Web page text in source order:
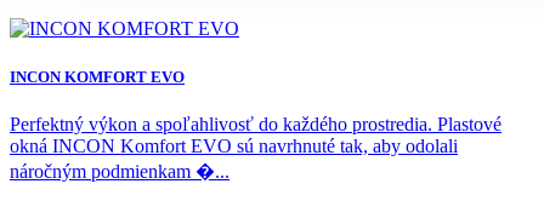
INCON KOMFORT EVO
Perfektný výkon a spoľahlivosť do každého prostredia. Plastové
okná INCON Komfort EVO sú navrhnuté tak, aby odolali
náročným podmienkam �...